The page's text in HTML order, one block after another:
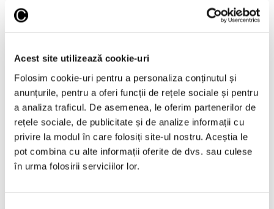
Acest site utilizează cookie-uri
Folosim cookie-uri pentru a personaliza conținutul și
anunțurile, pentru a oferi funcții de rețele sociale și pentru
a analiza traficul. De asemenea, le oferim partenerilor de
rețele sociale, de publicitate și de analize informații cu
privire la modul în care folosiți site-ul nostru. Aceștia le
pot combina cu alte informații oferite de dvs. sau culese
în urma folosirii serviciilor lor.
Salonul Soleil de l’Est, în galeriile
de artă ale Academiei Române
6 August 2026
Articole recente